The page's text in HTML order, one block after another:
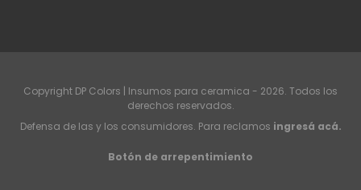
Copyright DP Colors | Insumos para ceramica - 2026. Todos los
derechos reservados.
Defensa de las y los consumidores. Para reclamos ingresá acá.
Botón de arrepentimiento